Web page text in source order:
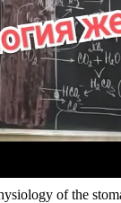
of the